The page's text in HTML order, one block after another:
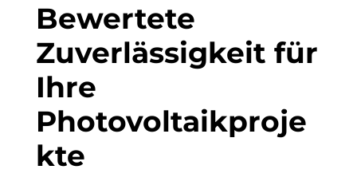
Bewertete
Zuverlässigkeit für
Ihre
Photovoltaikproje
kte